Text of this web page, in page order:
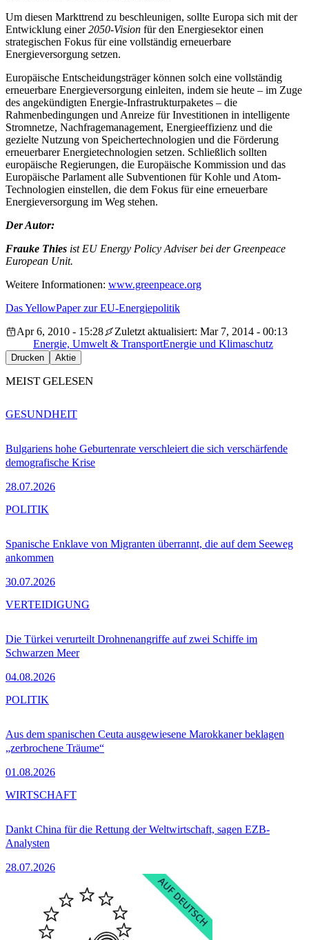
Um diesen Markttrend zu beschleunigen, sollte Europa sich mit der
Entwicklung einer2050-Vision für den Energiesektor einen
strategischen Fokus für eine vollständig erneuerbare
Energieversorgung setzen.
Europäische Entscheidungsträger können solch eine vollständig
erneuerbare Energieversorgung einleiten, indem sie heute – im Zuge
des angekündigten Energie-Infrastrukturpaketes – die
Rahmenbedingungen und Anreize für Investitionen in intelligente
Stromnetze, Nachfragemanagement, Energieeffizienz und die
gezielte Nutzung von Speichertechnologien und die Förderung
erneuerbarer Energietechnologien setzen. Schließlich sollten
europäische Regierungen, die Europäische Kommission und das
Europäische Parlament alle Subventionen für Kohle und Atom-
Technologien einstellen, die dem Fokus für eine erneuerbare
Energieversorgung im Weg stehen.
Der Autor:
Frauke Thies ist EU Energy Policy Adviser bei der Greenpeace
European Unit.
Weitere Informationen: www.greenpeace.org
Das YellowPaper zur EU-Energiepolitik
Apr 6, 2010 - 15:28
Zuletzt aktualisiert: Mar 7, 2014 - 00:13
Energie, Umwelt & TransportEnergie und Klimaschutz
Drucken Aktie
MEIST GELESEN
Bulgariens hohe Geburtenrate verschleiert die sich verschärfende
demografische Krise
28.07.2026
GESUNDHEIT
Spanische Enklave von Migranten überrannt, die auf dem Seeweg
ankommen
30.07.2026
POLITIK
Die Türkei verurteilt Drohnenangriffe auf zwei Schiffe im
Schwarzen Meer
04.08.2026
VERTEIDIGUNG
Aus dem spanischen Ceuta ausgewiesene Marokkaner beklagen
„zerbrochene Träume“
01.08.2026
POLITIK
Dankt China für die Rettung der Weltwirtschaft, sagen EZB-
Analysten
28.07.2026
WIRTSCHAFT